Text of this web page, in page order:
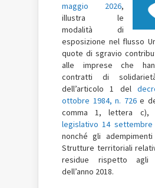
maggio 2026,
illustra le
modalità di
esposizione nel flusso
quote di sgravio
alle imprese che
contratti di
dell’articolo 1 del
ottobre 1984, n. 726e
comma 1, lettera c),
legislativo 14 settembre
nonché gli
Strutture territoriali
residue rispetto agli
dell’anno 2018.